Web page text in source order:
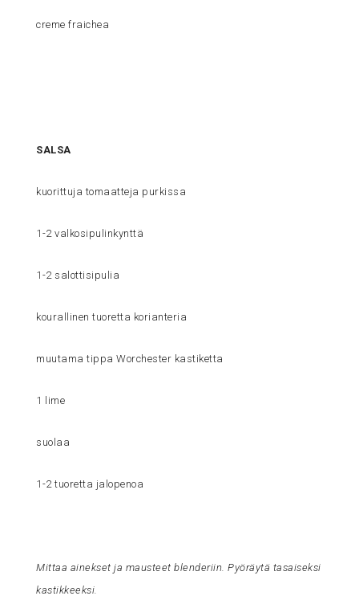
creme fraichea
SALSA
kuorittuja tomaatteja purkissa
1-2 valkosipulinkynttä
1-2 salottisipulia
kourallinen tuoretta korianteria
muutama tippa Worchester kastiketta
1 lime
suolaa
1-2 tuoretta jalopenoa
Mittaa ainekset ja mausteet blenderiin. Pyöräytä tasaiseksi
kastikkeeksi.